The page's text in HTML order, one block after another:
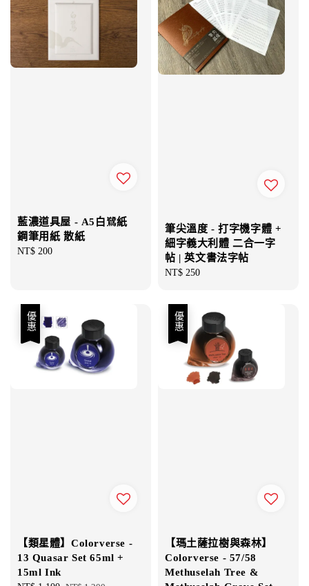
藍濃道具屋 - A5白鷺紙
鋼筆用紙 散紙
Regular
NT$ 200
筆尖溫度 - 打字機字體 +
細字義大利體 二合一字
帖 | 英文書法字帖
Regular
NT$ 250
優惠
【類星體】Colorverse -
13 Quasar Set 65ml +
15ml Ink
優惠
【瑪土薩拉樹與森林】
Colorverse - 57/58
Methuselah Tree &